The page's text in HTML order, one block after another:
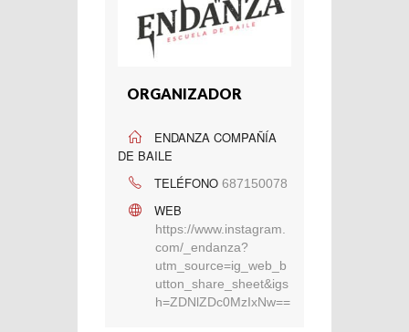
ORGANIZADOR
ENDANZA COMPAÑÍA
DE BAILE
TELÉFONO 687150078
WEB
https://www.instagram.
com/_endanza?
utm_source=ig_web_b
utton_share_sheet&igs
h=ZDNlZDc0MzIxNw==